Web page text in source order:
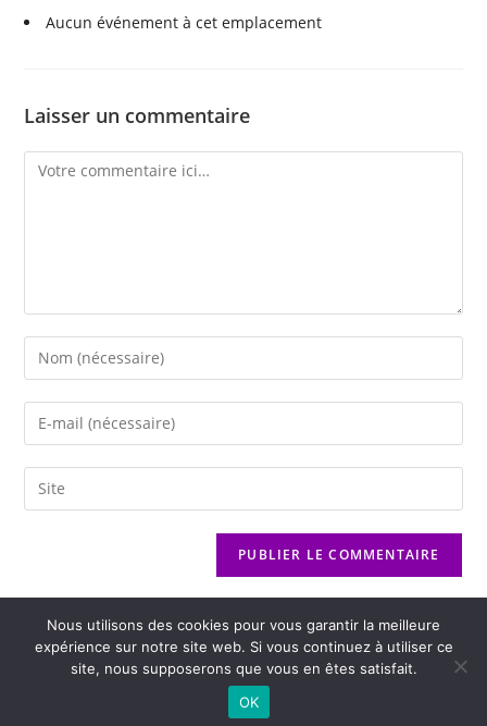
Aucun événement à cet emplacement
Laisser un commentaire
2026 - Variance FM - Mentions légales - Politique de confidentialité -
- Réalisation
Nous utilisons des cookies pour vous garantir la meilleure
expérience sur notre site web. Si vous continuez à utiliser ce
site, nous supposerons que vous en êtes satisfait.
OK